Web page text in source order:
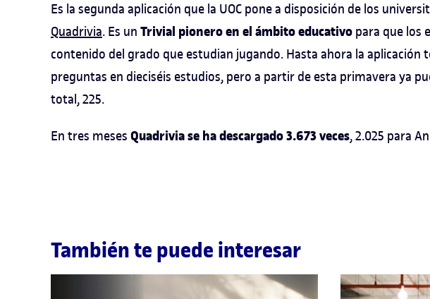
Es la segunda aplicación que la UOC pone a disposición de los
Quadrivia. Es un Trivial pionero en el ámbito educativo para que los
contenido del grado que estudian jugando. Hasta ahora la aplicación
preguntas en dieciséis estudios, pero a partir de esta primavera ya
total, 225.
En tres meses Quadrivia se ha descargado 3.673 veces, 2.025 para
También te puede interesar